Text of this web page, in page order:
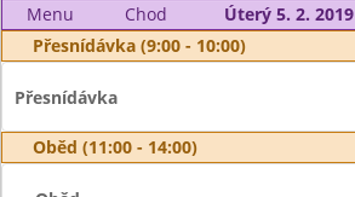
Menu Chod
Úterý 5. 2. 2019
Přesnídávka (9:00 - 10:00)
Přesnídávka
Oběd (11:00 - 14:00)